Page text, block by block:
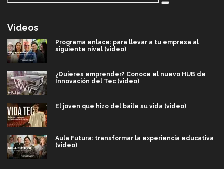
Videos
Programa enlace: para llevar a tu empresa al
siguiente nivel (video)
¿Quieres emprender? Conoce el nuevo HUB de
Innovación del Tec (video)
El joven que hizo del baile su vida (video)
Aula Futura: transformar la experiencia educativa
(video)